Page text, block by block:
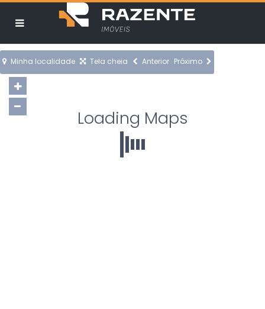
Loading Maps
Minha localidade Tela cheia Anterior Próximo